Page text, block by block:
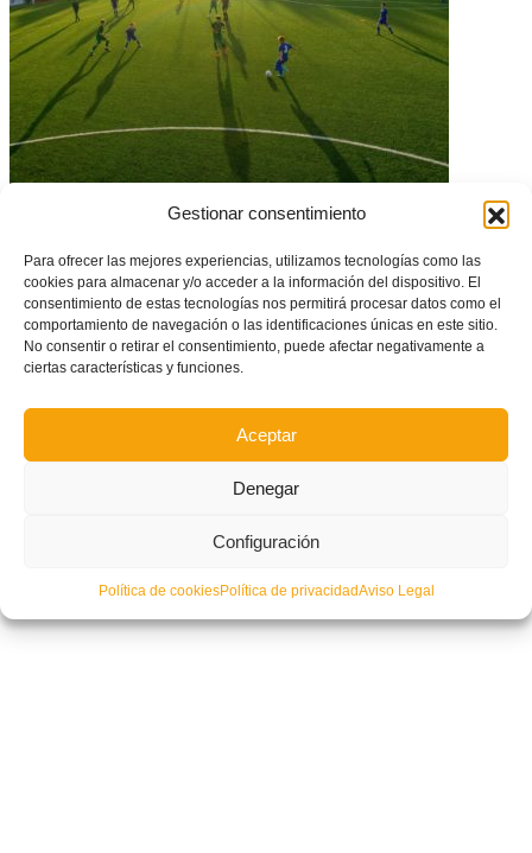
Gestionar consentimiento
Para ofrecer las mejores experiencias, utilizamos tecnologías como las
cookies para almacenar y/o acceder a la información del dispositivo. El
consentimiento de estas tecnologías nos permitirá procesar datos como el
comportamiento de navegación o las identificaciones únicas en este sitio.
No consentir o retirar el consentimiento, puede afectar negativamente a
ciertas características y funciones.
Aceptar
Denegar
Configuración
Política de cookiesPolítica de privacidadAviso Legal
España se cuelga el Oro en los Juegos Mediterráneos con cuatro